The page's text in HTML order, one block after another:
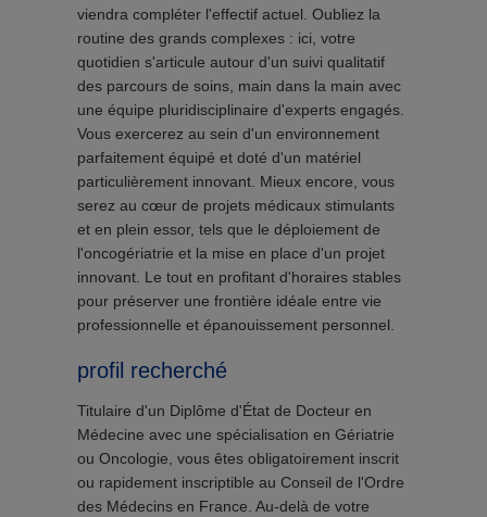
viendra compléter l'effectif actuel. Oubliez la
routine des grands complexes : ici, votre
quotidien s'articule autour d'un suivi qualitatif
des parcours de soins, main dans la main avec
une équipe pluridisciplinaire d'experts engagés.
Vous exercerez au sein d'un environnement
parfaitement équipé et doté d'un matériel
particulièrement innovant. Mieux encore, vous
serez au cœur de projets médicaux stimulants
et en plein essor, tels que le déploiement de
l'oncogériatrie et la mise en place d'un projet
innovant. Le tout en profitant d'horaires stables
pour préserver une frontière idéale entre vie
professionnelle et épanouissement personnel.
profil recherché
Titulaire d'un Diplôme d'État de Docteur en
Médecine avec une spécialisation en Gériatrie
ou Oncologie, vous êtes obligatoirement inscrit
ou rapidement inscriptible au Conseil de l'Ordre
des Médecins en France. Au-delà de votre